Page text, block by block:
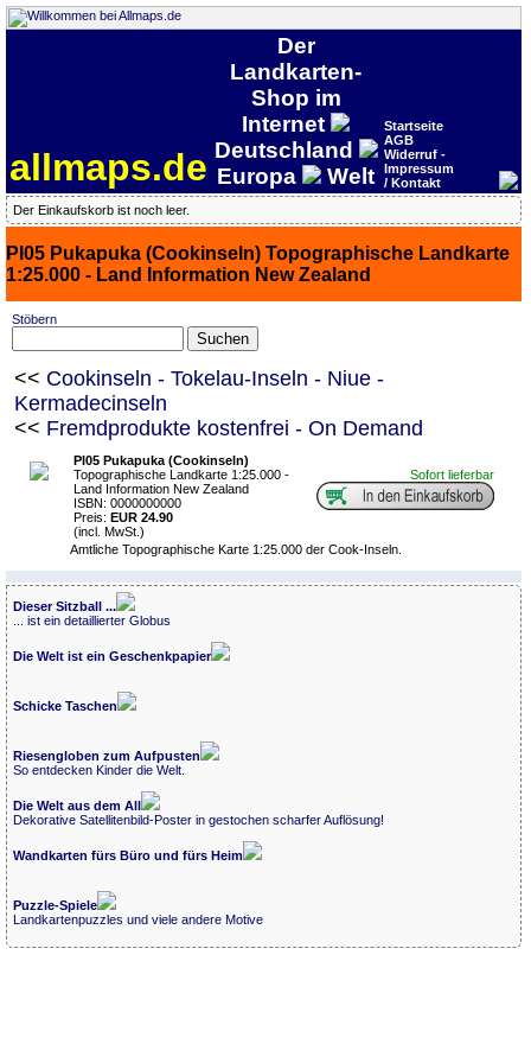
allmaps.de
Der
Landkarten-
Shop im
Internet
Deutschland
Europa
Welt
Startseite
AGB
Widerruf -
Impressum
/ Kontakt
Der Einkaufskorb ist noch leer.
PI05 Pukapuka (Cookinseln) Topographische Landkarte
1:25.000 - Land Information New Zealand
Stöbern
<< Cookinseln - Tokelau-Inseln - Niue -
Kermadecinseln
<< Fremdprodukte kostenfrei - On Demand
PI05 Pukapuka (Cookinseln)
Topographische Landkarte 1:25.000 -
Land Information New Zealand
ISBN: 0000000000
Preis: EUR 24.90
(incl. MwSt.)
Sofort lieferbar
Amtliche Topographische Karte 1:25.000 der Cook-Inseln.
Dieser Sitzball ...
... ist ein detaillierter Globus
Die Welt ist ein Geschenkpapier
Schicke Taschen
Riesengloben zum Aufpusten
So entdecken Kinder die Welt.
Die Welt aus dem All
Dekorative Satellitenbild-Poster in gestochen scharfer Auflösung!
Wandkarten fürs Büro und fürs Heim
Puzzle-Spiele
Landkartenpuzzles und viele andere Motive